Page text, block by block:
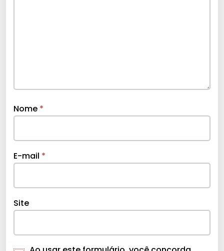
Nome *
E-mail *
Site